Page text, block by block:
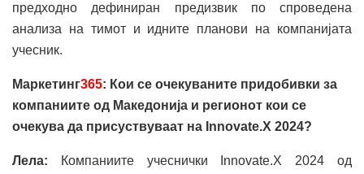
предходно дефиниран предизвик по спроведена
анализа на тимот и идните планови на компанијата
учесник.
Маркетинг365: Кои се очекуваните придобивки за
компаниите од Македонија и регионот кои се
очекува да присуствуваат на Innovate.X 2024?
Лела: Компаниите учеснички Innovate.X 2024 од